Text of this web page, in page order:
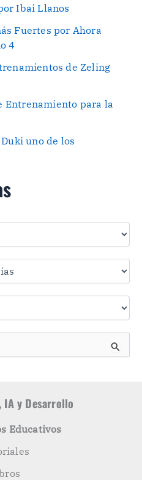
Ibai Llanos
Fuertes por Ahora
4
de Zeling
Entrenamiento para la
uno de los
IA y Desarrollo
Educativos